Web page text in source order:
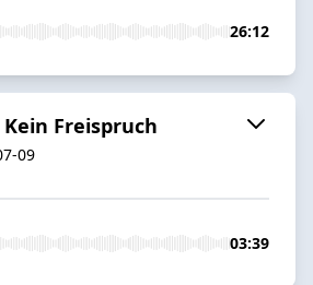
26:12
Kein Freispruch
09
03:39